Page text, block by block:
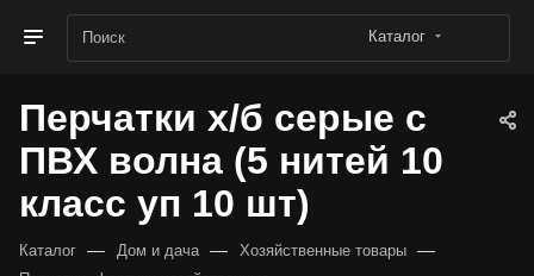
Каталог
Перчатки х/б серые с
ПВХ волна (5 нитей 10
класс уп 10 шт)
Каталог — Дом и дача — Хозяйственные товары —